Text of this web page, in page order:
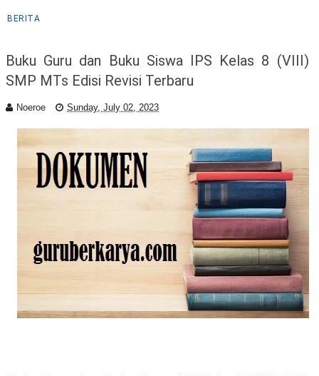
BERITA
Buku Guru dan Buku Siswa IPS Kelas 8 (VIII)
SMP MTs Edisi Revisi Terbaru
Noeroe Sunday, July 02, 2023